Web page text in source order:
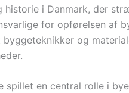
historie i Danmark, der
for opførelsen af
og
spillet en central rolle i